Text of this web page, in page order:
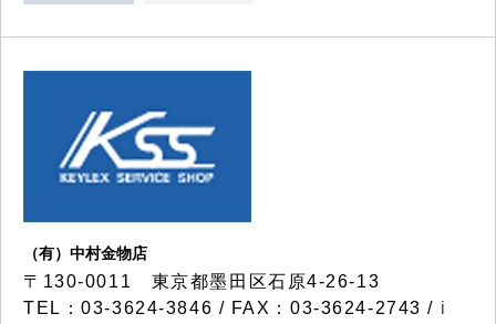
（有）中村金物店
〒130-0011 東京都墨田区石原4-26-13
TEL：03-3624-3846 / FAX：03-3624-2743 / i